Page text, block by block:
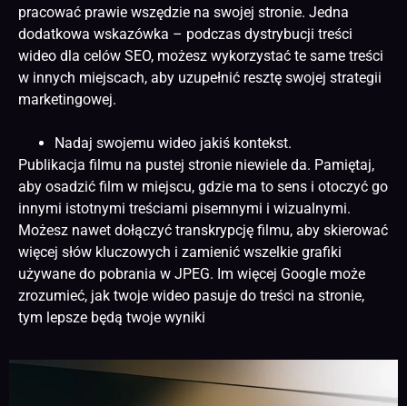
pracować prawie wszędzie na swojej stronie. Jedna
dodatkowa wskazówka – podczas dystrybucji treści
wideo dla celów SEO, możesz wykorzystać te same treści
w innych miejscach, aby uzupełnić resztę swojej strategii
marketingowej.
Nadaj swojemu wideo jakiś kontekst.
Publikacja filmu na pustej stronie niewiele da. Pamiętaj,
aby osadzić film w miejscu, gdzie ma to sens i otoczyć go
innymi istotnymi treściami pisemnymi i wizualnymi.
Możesz nawet dołączyć transkrypcję filmu, aby skierować
więcej słów kluczowych i zamienić wszelkie grafiki
używane do pobrania w JPEG. Im więcej Google może
zrozumieć, jak twoje wideo pasuje do treści na stronie,
tym lepsze będą twoje wyniki